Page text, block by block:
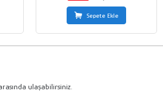
Sepete Ekle
ulaşabilirsiniz.